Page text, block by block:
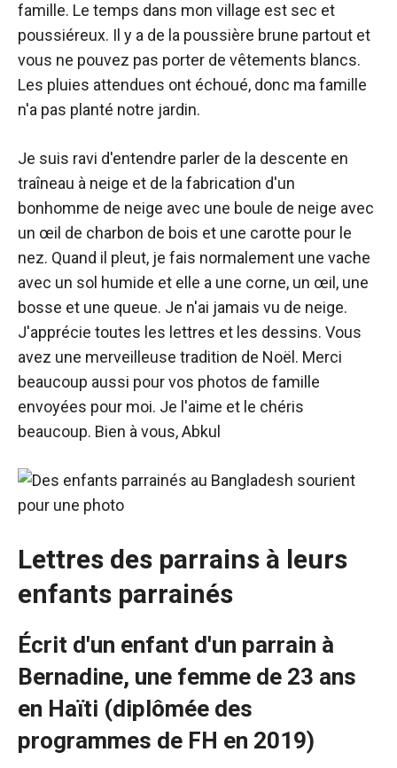
famille. Le temps dans mon village est sec et
poussiéreux. Il y a de la poussière brune partout et
vous ne pouvez pas porter de vêtements blancs.
Les pluies attendues ont échoué, donc ma famille
n'a pas planté notre jardin.
Je suis ravi d'entendre parler de la descente en
traîneau à neige et de la fabrication d'un
bonhomme de neige avec une boule de neige avec
un œil de charbon de bois et une carotte pour le
nez. Quand il pleut, je fais normalement une vache
avec un sol humide et elle a une corne, un œil, une
bosse et une queue. Je n'ai jamais vu de neige.
J'apprécie toutes les lettres et les dessins. Vous
avez une merveilleuse tradition de Noël. Merci
beaucoup aussi pour vos photos de famille
envoyées pour moi. Je l'aime et le chéris
beaucoup. Bien à vous, Abkul
Lettres des parrains à leurs
enfants parrainés
Écrit d'un enfant d'un parrain à
Bernadine, une femme de 23 ans
en Haïti (diplômée des
programmes de FH en 2019)